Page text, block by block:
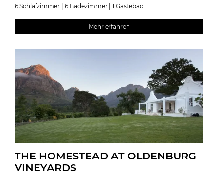
6 Schlafzimmer | 6 Badezimmer | 1 Gästebad
Mehr erfahren
THE HOMESTEAD AT OLDENBURG
VINEYARDS